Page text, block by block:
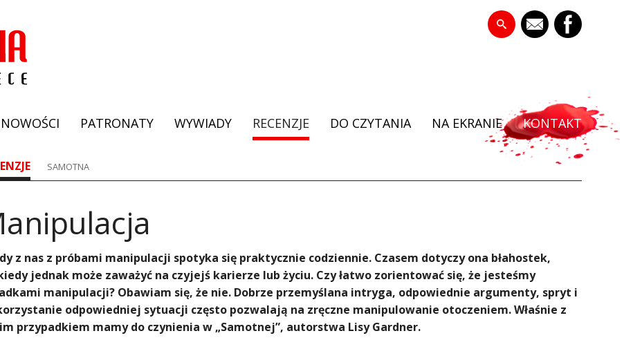
NOWOŚCI PATRONATY WYWIADY RECENZJE DO CZYTANIA NA EKRANIE KONTAKT
SAMOTNA
z nas z próbami manipulacji spotyka się praktycznie codziennie. Czasem dotyczy ona błahostek,
jednak może zaważyć na czyjejś karierze lub życiu. Czy łatwo zorientować się, że jesteśmy
manipulacji? Obawiam się, że nie. Dobrze przemyślana intryga, odpowiednie argumenty, spryt i
odpowiedniej sytuacji często pozwalają na zręczne manipulowanie otoczeniem. Właśnie z
przypadkiem mamy do czynienia w „Samotnej”, autorstwa Lisy Gardner.